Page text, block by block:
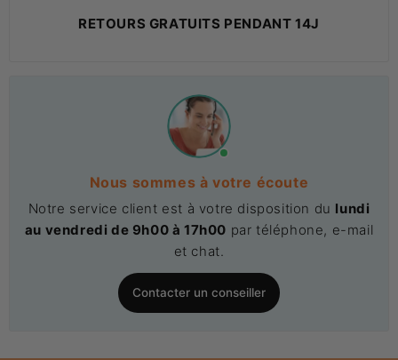
RETOURS GRATUITS PENDANT 14J
Nous sommes à votre écoute
Notre service client est à votre disposition du lundi
au vendredi de 9h00 à 17h00 par téléphone, e-mail
et chat.
Contacter un conseiller